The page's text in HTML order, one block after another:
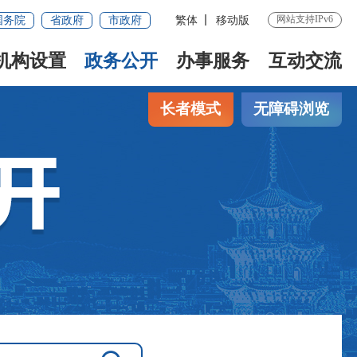
务院 省政府 市政府 繁体 移动版 网站支持IPv6
构设置 政务公开 办事服务 互动交流
长者模式 无障碍浏览